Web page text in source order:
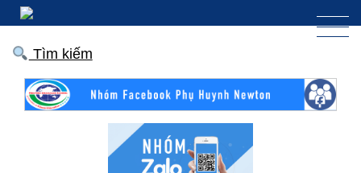
Tìm kiếm